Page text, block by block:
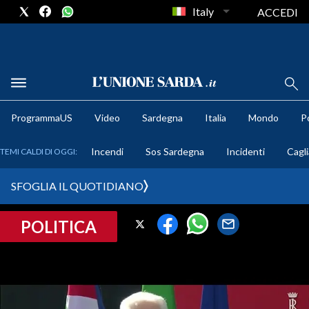
METEO
CRONACA SARDEGNA
SULCIS IGLESIENTE
Italy ACCEDI
ProgrammaUS Video Sardegna Italia Mondo
TEMI CALDI DI OGGI: Incendi Sos Sardegna Incidenti
SFOGLIA IL QUOTIDIANO
POLITICA